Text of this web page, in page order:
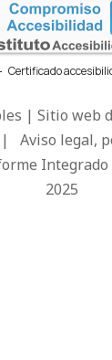
Certificado
| Sitio web
| Aviso legal,
2025